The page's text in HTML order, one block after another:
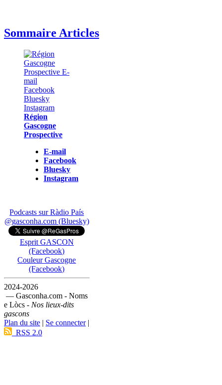
Sommaire Articles
Région
Gascogne
Prospective
E-mail
Facebook
Bluesky
Instagram
Podcasts sur Ràdio País
@gasconha.com (Bluesky)
Esprit GASCON
(Facebook)
Couleur Gascogne
(Facebook)
2024-2026
— Gasconha.com - Noms
e Lòcs - Nos lieux-dits
gascons
Plan du site | Se connecter|
RSS 2.0